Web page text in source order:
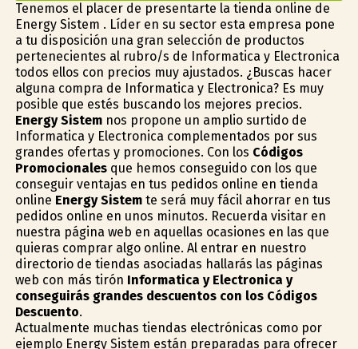
Tenemos el placer de presentarte la tienda online de
Energy Sistem . Líder en su sector esta empresa pone
a tu disposición una gran selección de productos
pertenecientes al rubro/s de Informatica y Electronica
todos ellos con precios muy ajustados. ¿Buscas hacer
alguna compra de Informatica y Electronica? Es muy
posible que estés buscando los mejores precios.
Energy Sistem nos propone un amplio surtido de
Informatica y Electronica complementados por sus
grandes ofertas y promociones. Con los Códigos
Promocionalesque hemos conseguido con los que
conseguir ventajas en tus pedidos online en tienda
online Energy Sistem te será muy fácil ahorrar en tus
pedidos online en unos minutos. Recuerda visitar en
nuestra página web en aquellas ocasiones en las que
quieras comprar algo online. Al entrar en nuestro
directorio de tiendas asociadas hallarás las páginas
web con más tirón Informatica y Electronica y
conseguirás grandes descuentos con los Códigos
Descuento.
Actualmente muchas tiendas electrónicas como por
ejemplo Energy Sistem están preparadas para ofrecer